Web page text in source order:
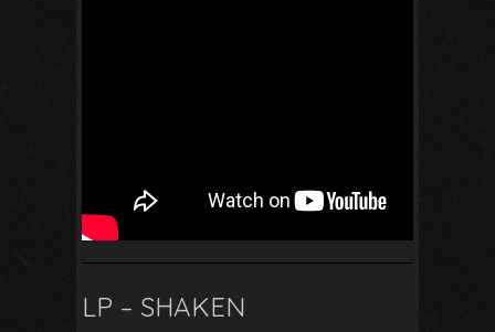
LP – SHAKEN